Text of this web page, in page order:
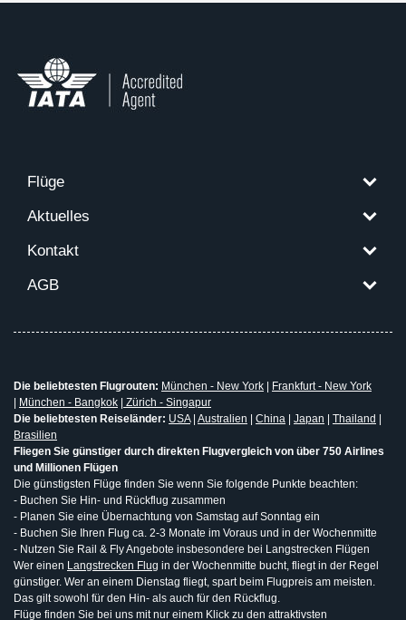
Flüge
Aktuelles
Kontakt
AGB
Die beliebtesten Flugrouten: München - New York
Frankfurt - New York
München - Bangkok
Zürich - Singapur
Die beliebtesten Reiseländer: USA| Australien China Japan Thailand
Brasilien
Fliegen Sie günstiger durch direkten Flugvergleich von über 750 Airlines
und Millionen Flügen
Die günstigsten Flüge finden Sie wenn Sie folgende Punkte beachten:
- Buchen Sie Hin- und Rückflug zusammen
- Planen Sie eine Übernachtung von Samstag auf Sonntag ein
- Buchen Sie Ihren Flug ca. 2-3 Monate im Voraus und in der Wochenmitte
- Nutzen Sie Rail & Fly Angebote insbesondere bei Langstrecken Flügen
Wer einen Langstrecken Flug in der Wochenmitte bucht, fliegt in der Regel
günstiger. Wer an einem Dienstag fliegt, spart beim Flugpreis am meisten.
Das gilt sowohl für den Hin- als auch für den Rückflug.
Flüge finden Sie bei uns mit nur einem Klick zu den attraktivsten